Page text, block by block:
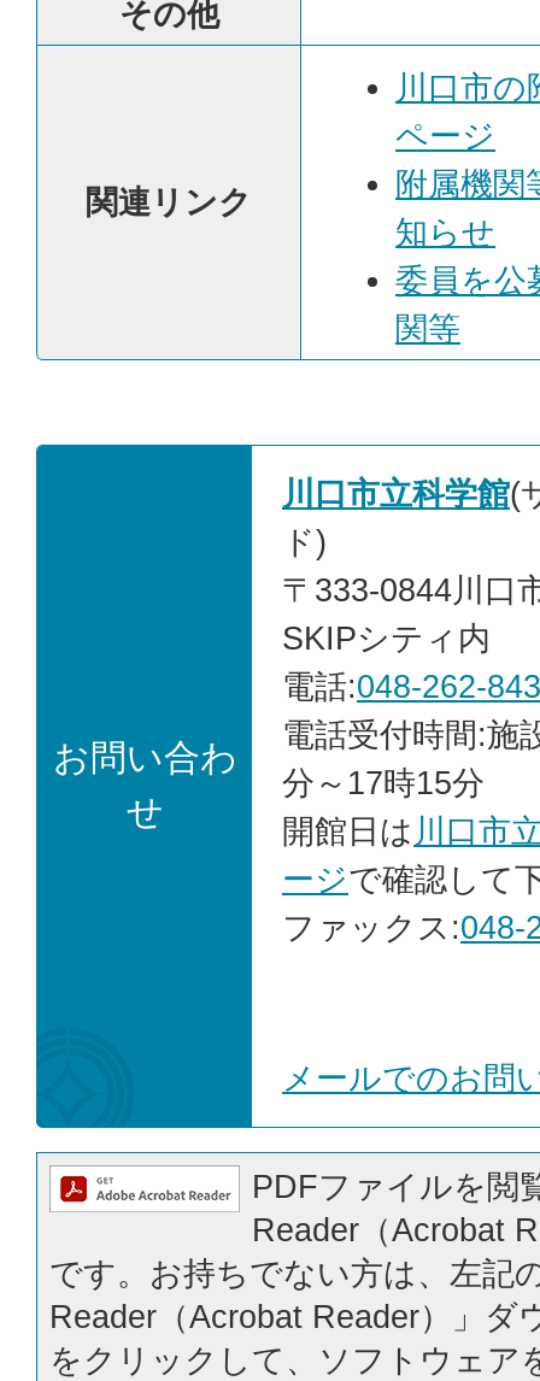
その他
関連リンク
川口市の
ページ
附属機関
知らせ
委員を公
関等
お問い合わ
せ
川口市立科学館(
ド)
〒333-0844川口
SKIPシティ内
電話:048-262-
電話受付時間:施
分～17時15分
開館日は 川口市
ージで確認して
ファックス:048-
メールでのお問
PDFファイルを閲
Reader（Acrobat
です。お持ちでない方は、左記
Reader（Acrobat Reader）」ダ
をクリックして、ソフトウェア